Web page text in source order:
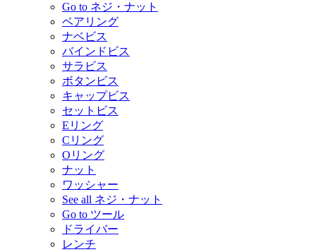
Go to ネジ・ナット
ベアリング
ナベビス
バインドビス
サラビス
ボタンビス
キャップビス
セットビス
Eリング
Cリング
Oリング
ナット
ワッシャー
See all ネジ・ナット
Go to ツール
ドライバー
レンチ